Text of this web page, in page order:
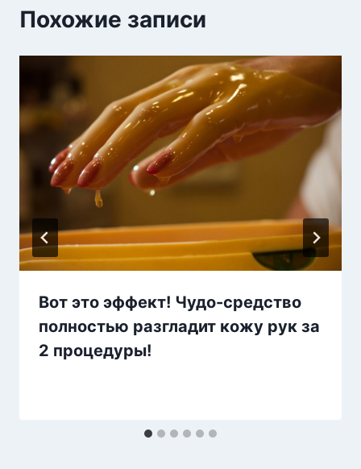
Похожие записи
Вот это эффект! Чудо-средство
полностью разгладит кожу рук за
2 процедуры!